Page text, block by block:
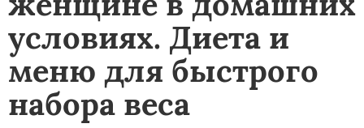
условиях. Диета и
меню для быстрого
набора веса